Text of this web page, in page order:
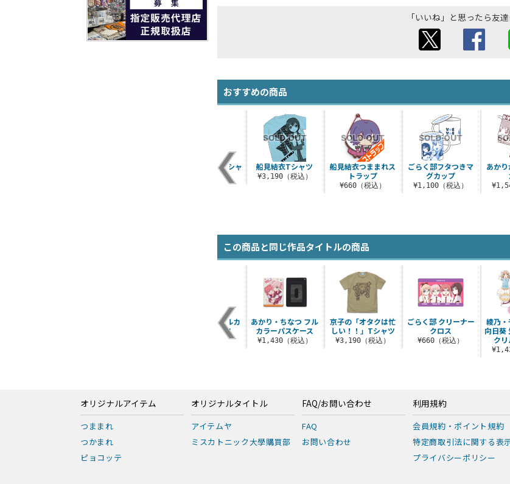
「いいね」と思ったら友
おすすめの商品
ごらく部フタつきマ
グカップ
¥1,100（税込）
あか
吉川ちなつ蓄光Tシャ
¥3,190（税込）
船見結衣Tシャツ
¥3,190（税込）
船見結衣つままれス
トラップ
¥660（税込）
この商品と同じ作品タイトルの商品
ごらく部 クリーナー
クロス
¥660（税込）
綾乃・
向日葵
ク
あかり・京子 フルカ
ラーパスケース
¥1,430（税込）
あかり・ちなつ フル
カラーパスケース
¥1,430（税込）
京子の「オタクは忙
しい！！」Tシャツ
¥3,190（税込）
オリジナルアイテム
つままれ
つかまれ
ピョコッテ
オリジナルタイトル
アイテムヤ
ミスカトニック大學購買部
FAQ/お問い合わせ
FAQ
お問い合わせ
利用規約
会員規約・ポイント規約
特定商取引法に関する表
プライバシーポリシー